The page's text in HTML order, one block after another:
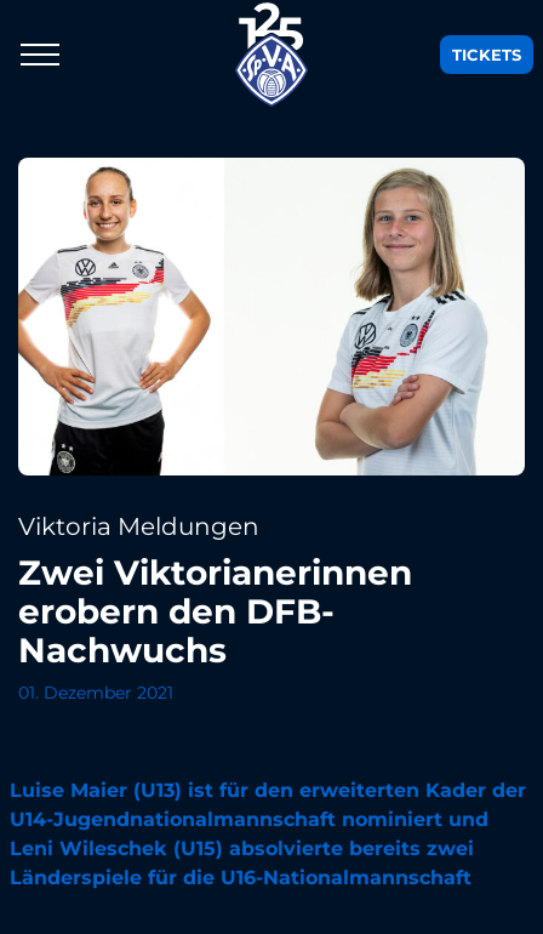
TICKETS
Viktoria Meldungen
Zwei Viktorianerinnen
erobern den DFB-
Nachwuchs
01. Dezember 2021
Luise Maier (U13) ist für den erweiterten Kader der
U14-Jugendnationalmannschaft nominiert und
Leni Wileschek (U15) absolvierte bereits zwei
Länderspiele für die U16-Nationalmannschaft